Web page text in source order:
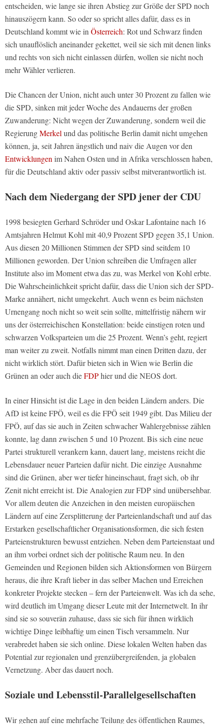
entscheiden, wie lange sie ihren Abstieg zur Größe der SPD noch
hinauszögern kann. So oder so spricht alles dafür, dass es in
Deutschland kommt wie in Österreich: Rot und Schwarz finden
sich unauflöslich aneinander gekettet, weil sie sich mit denen links
und rechts von sich nicht einlassen dürfen, wollen sie nicht noch
mehr Wähler verlieren.
Die Chancen der Union, nicht auch unter 30 Prozent zu fallen wie
die SPD, sinken mit jeder Woche des Andauerns der großen
Zuwanderung: Nicht wegen der Zuwanderung, sondern weil die
RegierungMerkel und das politische Berlin damit nicht umgehen
können, ja, seit Jahren ängstlich und naiv die Augen vor den
Entwicklungen im Nahen Osten und in Afrika verschlossen haben,
für die Deutschland aktiv oder passiv selbst mitverantwortlich ist.
Nach dem Niedergang der SPD jener der CDU
1998 besiegten Gerhard Schröder und Oskar Lafontaine nach 16
Amtsjahren Helmut Kohl mit 40,9 Prozent SPD gegen 35,1 Union.
Aus diesen 20 Millionen Stimmen der SPD sind seitdem 10
Millionen geworden. Der Union schreiben die Umfragen aller
Institute also im Moment etwa das zu, was Merkel von Kohl erbte.
Die Wahrscheinlichkeit spricht dafür, dass die Union sich der SPD-
Marke annähert, nicht umgekehrt. Auch wenn es beim nächsten
Urnengang noch nicht so weit sein sollte, mittelfristig nähern wir
uns der österreichischen Konstellation: beide einstigen roten und
schwarzen Volksparteien um die 25 Prozent. Wenn’s geht, regiert
man weiter zu zweit. Notfalls nimmt man einen Dritten dazu, der
nicht wirklich stört. Dafür bieten sich in Wien wie Berlin die
Grünen an oder auch dieFDPhier und die NEOS dort.
In einer Hinsicht ist die Lage in den beiden Ländern anders. Die
AfD ist keine FPÖ, weil es die FPÖ seit 1949 gibt. Das Milieu der
FPÖ, auf das sie auch in Zeiten schwacher Wahlergebnisse zählen
konnte, lag dann zwischen 5 und 10 Prozent. Bis sich eine neue
Partei strukturell verankern kann, dauert lang, meistens reicht die
Lebensdauer neuer Parteien dafür nicht. Die einzige Ausnahme
sind die Grünen, aber wer tiefer hineinschaut, fragt sich, ob ihr
Zenit nicht erreicht ist. Die Analogien zur FDP sind unübersehbar.
Vor allem deuten die Anzeichen in den meisten europäischen
Ländern auf eine Zersplitterung der Parteienlandschaft und auf das
Erstarken gesellschaftlicher Organisationsformen, die sich festen
Parteienstrukturen bewusst entziehen. Neben dem Parteienstaat und
an ihm vorbei ordnet sich der politische Raum neu. In den
Gemeinden und Regionen bilden sich Aktionsformen von Bürgern
heraus, die ihre Kraft lieber in das selber Machen und Erreichen
konkreter Projekte stecken – fern der Parteienwelt. Was ich da sehe,
wird deutlich im Umgang dieser Leute mit der Internetwelt. In ihr
sind sie so souverän zuhause, dass sie sich für ihnen wirklich
wichtige Dinge leibhaftig um einen Tisch versammeln. Nur
verabredet haben sie sich online. Diese lokalen Welten haben das
Potential zur regionalen und grenzübergreifenden, ja globalen
Vernetzung. Aber das dauert noch.
Soziale und Lebensstil-Parallelgesellschaften
Wir gehen auf eine mehrfache Teilung des öffentlichen Raumes,